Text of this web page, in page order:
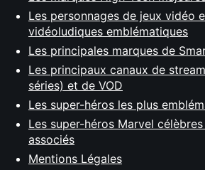
Les personnages de jeux vidéo
vidéoludiques emblématiques
Les principales marques de
Les principaux canaux de
séries) et de VOD
Les super-héros les plus
Les super-héros Marvel
associés
Mentions Légales